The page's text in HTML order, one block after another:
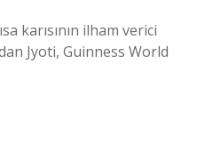
karısının ilham verici
Jyoti, Guinness World